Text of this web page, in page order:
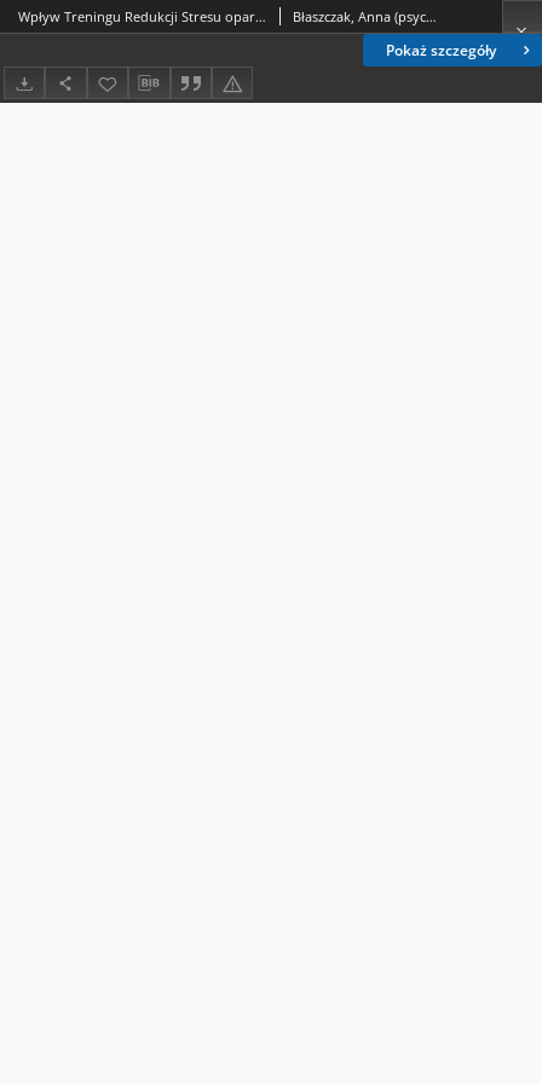
Pokaż szczegóły
Wpływ Treningu Redukcji Stresu opartego na uważności (MBSR) na zdrowie fizyczne Błaszczak, Anna (psychologia)